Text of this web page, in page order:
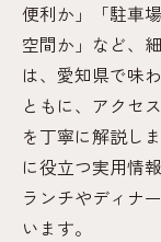
便利か」「駐車
空間か」など、
は、愛知県で味
ともに、アクセ
を丁寧に解説し
に役立つ実用情
ランチやディナ
います。